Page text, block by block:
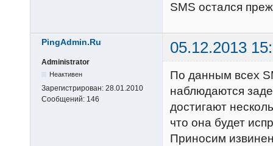
SMS остался
PingAdmin.Ru 05.12.2013
Administrator
Неактивен
Зарегистрирован: 28.01.2010
Сообщений: 146
По данным всех
наблюдаются
достигают
что она будет
Приносим